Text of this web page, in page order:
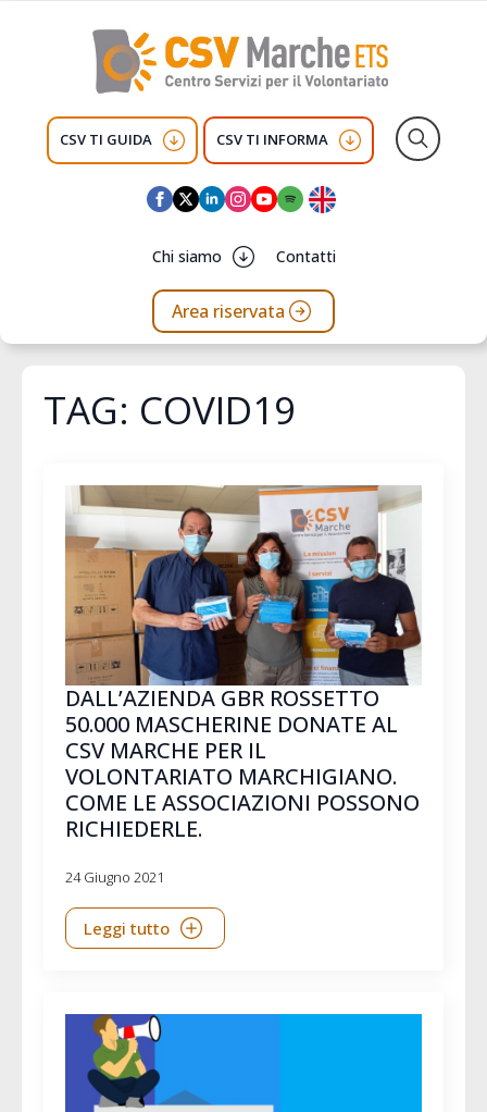
CSV TI GUIDA CSV TI INFORMA
Chi siamo Contatti
Area riservata
TAG: COVID19
DALL’AZIENDA GBR ROSSETTO
50.000 MASCHERINE DONATE AL
CSV MARCHE PER IL
VOLONTARIATO MARCHIGIANO.
COME LE ASSOCIAZIONI POSSONO
RICHIEDERLE.
24 Giugno 2021
Leggi tutto